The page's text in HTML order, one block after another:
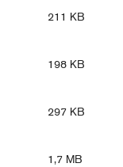
211 KB
198 KB
297 KB
1,7 MB